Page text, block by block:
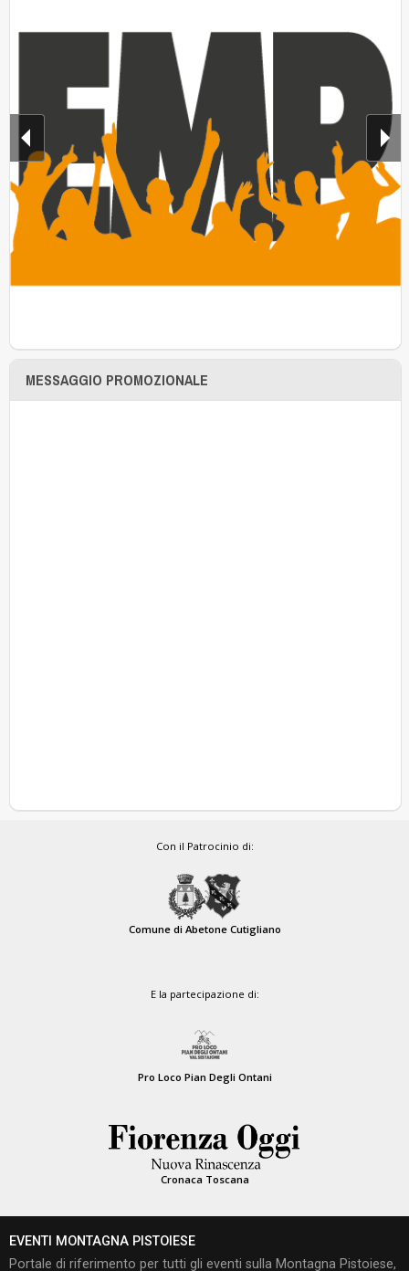
MESSAGGIO PROMOZIONALE
Con il Patrocinio di:
Comune di Abetone Cutigliano
E la partecipazione di:
Pro Loco Pian Degli Ontani
Cronaca Toscana
EVENTI MONTAGNA PISTOIESE
Portale di riferimento per tutti gli eventi sulla Montagna Pistoiese,